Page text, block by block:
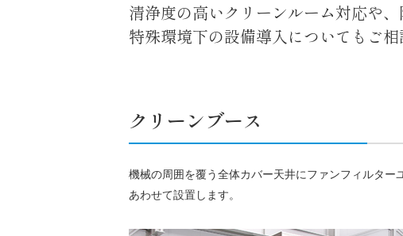
清浄度の高いクリーンルーム対応や、
特殊環境下の設備導入についてもご相
クリーンブース
機械の周囲を覆う全体カバー天井にファンフィルター
あわせて設置します。